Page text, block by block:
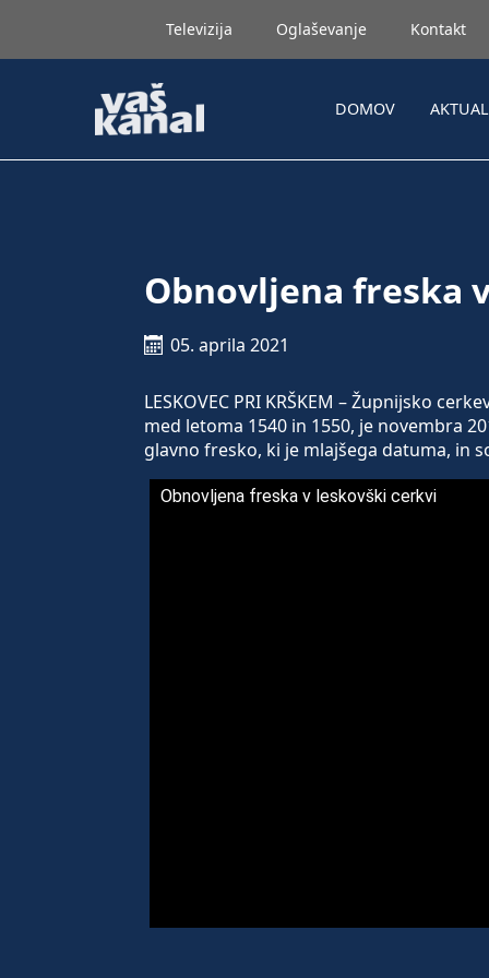
Televizija Oglaševanje Kontakt
DOMOV
Obnovljena freska
05. aprila 2021
LESKOVEC PRI KRŠKEM – Župnijsko
med letoma 1540 in 1550, je novembra
glavno fresko, ki je mlajšega datuma, in
Obnovljena freska v leskovški cerkvi